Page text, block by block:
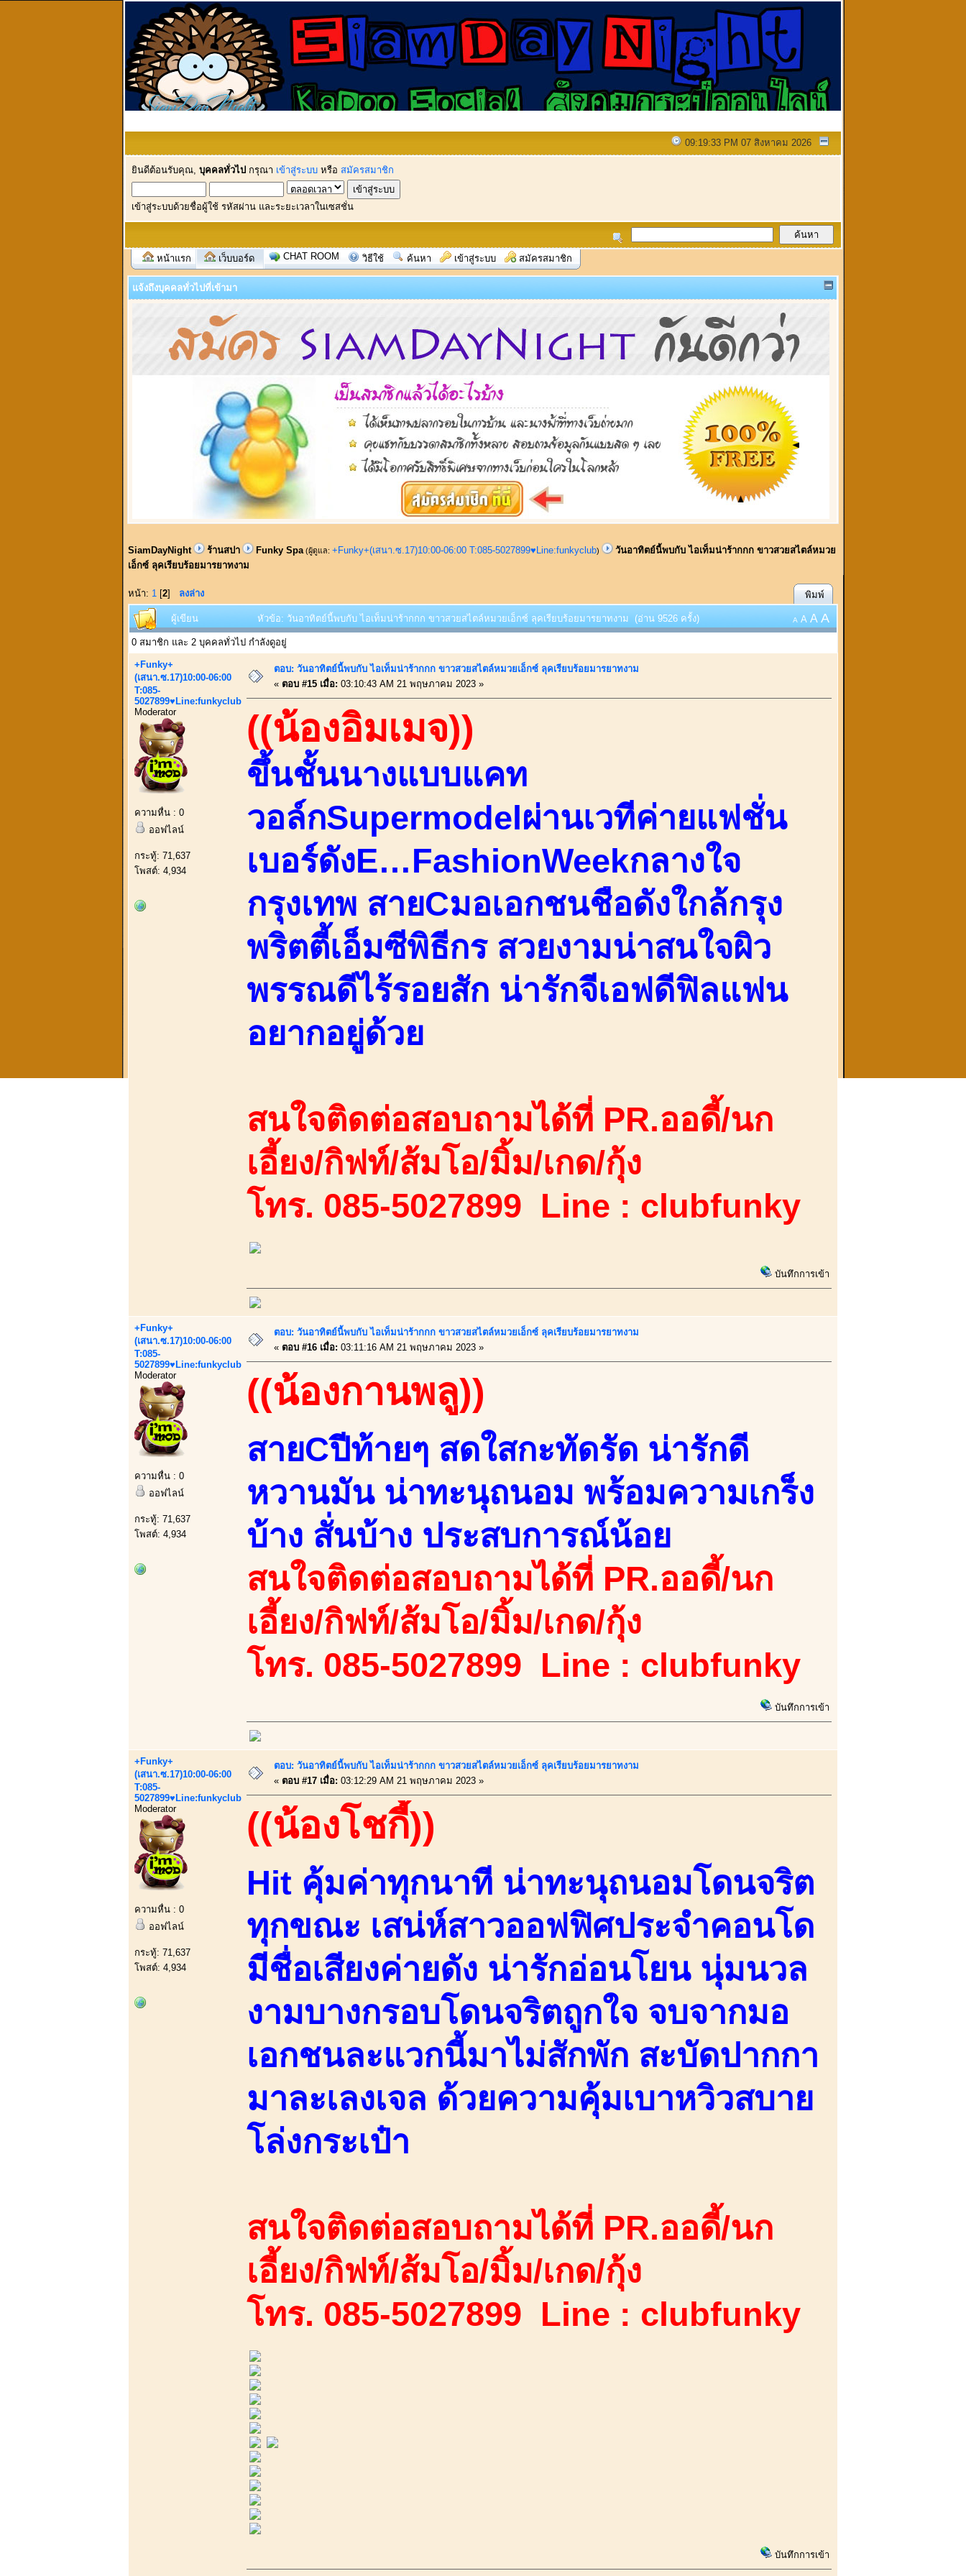
09:19:33 PM 07 สิงหาคม 2026
ยินดีต้อนรับคุณ, บุคคลทั่วไป กรุณา เข้าสู่ระบบ หรือ สมัครสมาชิก
เข้าสู่ระบบด้วยชื่อผู้ใช้ รหัสผ่าน และระยะเวลาในเซสชั่น
หน้าแรก เว็บบอร์ด CHAT ROOM วิธีใช้ ค้นหา เข้าสู่ระบบ สมัครสมาชิก
แจ้งถึงบุคคลทั่วไปที่เข้ามา
SiamDayNight ร้านสปา Funky Spa (ผู้ดูแล: +Funky+(เสนา.ซ.17)10:00-06:00 T:085-5027899♥Line:funkyclub)
วันอาทิตย์นี้พบกับ ไอเท็มน่าร้ากกก ขาวสวยสไตล์หมวย
เอ็กซ์ ลุคเรียบร้อยมารยาทงาม
หน้า: 1 [2] ลงล่าง พิมพ์
ผู้เขียน หัวข้อ: วันอาทิตย์นี้พบกับ ไอเท็มน่าร้ากกก ขาวสวยสไตล์หมวยเอ็กซ์ ลุคเรียบร้อยมารยาทงาม (อ่าน 9526 ครั้ง) A A A A
0 สมาชิก และ 2 บุคคลทั่วไป กำลังดูอยู่
+Funky+
(เสนา.ซ.17)10:00-06:00
T:085-
5027899♥Line:funkyclub
Moderator
ความหื่น : 0
ออฟไลน์
กระทู้: 71,637
โพสต์: 4,934
ตอบ: วันอาทิตย์นี้พบกับ ไอเท็มน่าร้ากกก ขาวสวยสไตล์หมวยเอ็กซ์ ลุคเรียบร้อยมารยาทงาม
« ตอบ #15 เมื่อ: 03:10:43 AM 21 พฤษภาคม 2023 »
((น้องอิมเมจ))
ขึ้นชั้นนางแบบแคท
วอล์กSupermodelผ่านเวทีค่ายแฟชั่น
เบอร์ดังE…FashionWeekกลางใจ
กรุงเทพ สายCมอเอกชนชือดังใกล้กรุง
พริตตี้เอ็มซีพิธีกร สวยงามน่าสนใจผิว
พรรณดีไร้รอยสัก น่ารักจีเอฟดีฟิลแฟน
อยากอยู่ด้วย
สนใจติดต่อสอบถามได้ที่ PR.ออดี้/นก
เอี้ยง/กิฟท์/ส้มโอ/มิ้ม/เกด/กุ้ง
โทร. 085-5027899 Line : clubfunky
บันทึกการเข้า
+Funky+
(เสนา.ซ.17)10:00-06:00
T:085-
5027899♥Line:funkyclub
Moderator
ความหื่น : 0
ออฟไลน์
กระทู้: 71,637
โพสต์: 4,934
ตอบ: วันอาทิตย์นี้พบกับ ไอเท็มน่าร้ากกก ขาวสวยสไตล์หมวยเอ็กซ์ ลุคเรียบร้อยมารยาทงาม
« ตอบ #16 เมื่อ: 03:11:16 AM 21 พฤษภาคม 2023 »
((น้องกานพลู))
สายCปีท้ายๆ สดใสกะทัดรัด น่ารักดี
หวานมัน น่าทะนุถนอม พร้อมความเกร็ง
บ้าง สั่นบ้าง ประสบการณ์น้อย
สนใจติดต่อสอบถามได้ที่ PR.ออดี้/นก
เอี้ยง/กิฟท์/ส้มโอ/มิ้ม/เกด/กุ้ง
โทร. 085-5027899 Line : clubfunky
บันทึกการเข้า
+Funky+
(เสนา.ซ.17)10:00-06:00
T:085-
5027899♥Line:funkyclub
Moderator
ความหื่น : 0
ออฟไลน์
กระทู้: 71,637
โพสต์: 4,934
ตอบ: วันอาทิตย์นี้พบกับ ไอเท็มน่าร้ากกก ขาวสวยสไตล์หมวยเอ็กซ์ ลุคเรียบร้อยมารยาทงาม
« ตอบ #17 เมื่อ: 03:12:29 AM 21 พฤษภาคม 2023 »
((น้องโชกี้))
Hit คุ้มค่าทุกนาที น่าทะนุถนอมโดนจริต
ทุกขณะ เสน่ห์สาวออฟฟิศประจำคอนโด
มีชื่อเสียงค่ายดัง น่ารักอ่อนโยน นุ่มนวล
งามบางกรอบโดนจริตถูกใจ จบจากมอ
เอกชนละแวกนี้มาไม่สักพัก สะบัดปากกา
มาละเลงเจล ด้วยความคุ้มเบาหวิวสบาย
โล่งกระเป๋า
สนใจติดต่อสอบถามได้ที่ PR.ออดี้/นก
เอี้ยง/กิฟท์/ส้มโอ/มิ้ม/เกด/กุ้ง
โทร. 085-5027899 Line : clubfunky
บันทึกการเข้า